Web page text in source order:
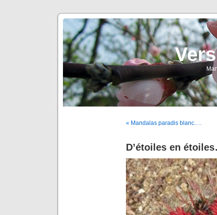
« Mandalas paradis blanc….
D’étoiles en